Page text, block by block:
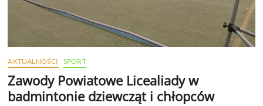
AKTUALNOŚCI SPORT
Zawody Powiatowe Licealiady w
badmintonie dziewcząt i chłopców